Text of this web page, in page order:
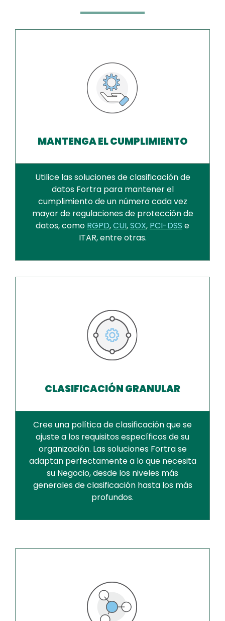
MANTENGA EL CUMPLIMIENTO
Utilice las soluciones de clasificación de
datos Fortra para mantener el
cumplimiento de un número cada vez
mayor de regulaciones de protección de
datos, como RGPD,CUI,SOX, PCI-DSS e
ITAR, entre otras.
CLASIFICACIÓN GRANULAR
Cree una política de clasificación que se
ajuste a los requisitos específicos de su
organización. Las soluciones Fortra se
adaptan perfectamente a lo que necesita
su Negocio, desde los niveles más
generales de clasificación hasta los más
profundos.